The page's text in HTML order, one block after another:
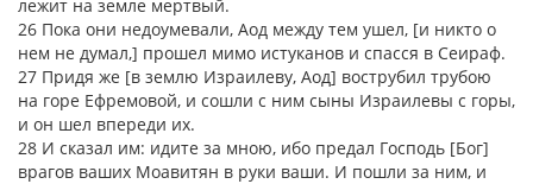
лежит на земле мертвый.
26 Пока они недоумевали, Аод между тем ушел, [и никто о
нем не думал,] прошел мимо истуканов и спасся в Сеираф.
27 Придя же [в землю Израилеву, Аод] вострубил трубою
на горе Ефремовой, и сошли с ним сыны Израилевы с горы,
и он шел впереди их.
28 И сказал им: идите за мною, ибо предал Господь [Бог]
врагов ваших Моавитян в руки ваши. И пошли за ним, и